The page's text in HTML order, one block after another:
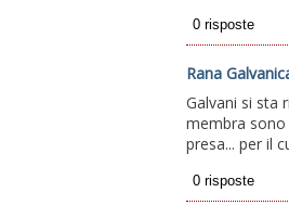
Rana
Galvani si sta
membra sono
presa... per il